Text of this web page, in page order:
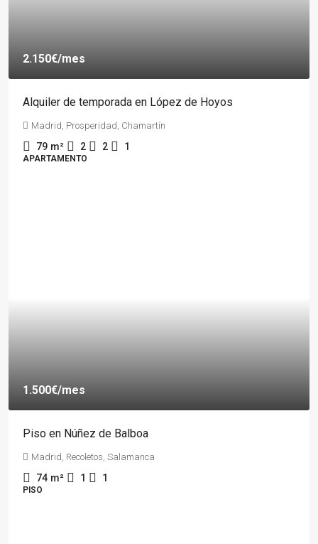
2.150€/mes
Alquiler de temporada en López de Hoyos
Madrid, Prosperidad, Chamartín
79 m² 2 2 1
APARTAMENTO
1.500€/mes
Piso en Núñez de Balboa
Madrid, Recoletos, Salamanca
74 m² 1 1
PISO